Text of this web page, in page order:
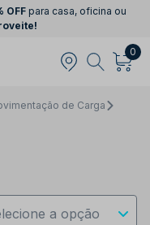
OFFpara casa, oficina ou
0
de Carga